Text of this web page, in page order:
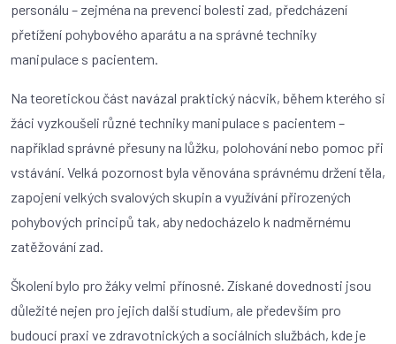
personálu – zejména na prevenci bolesti zad, předcházení
přetížení pohybového aparátu a na správné techniky
manipulace s pacientem.
Na teoretickou část navázal praktický nácvik, během kterého si
žáci vyzkoušeli různé techniky manipulace s pacientem –
například správné přesuny na lůžku, polohování nebo pomoc při
vstávání. Velká pozornost byla věnována správnému držení těla,
zapojení velkých svalových skupin a využívání přirozených
pohybových principů tak, aby nedocházelo k nadměrnému
zatěžování zad.
Školení bylo pro žáky velmi přínosné. Získané dovednosti jsou
důležité nejen pro jejich další studium, ale především pro
budoucí praxi ve zdravotnických a sociálních službách, kde je